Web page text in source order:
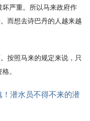
严重。所以马来政府作
而想去诗巴丹的人越来越
按照马来的规定来说，只
。